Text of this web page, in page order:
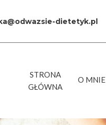
dietetyk.pl
STRONA
GŁÓWNA
O MNIE